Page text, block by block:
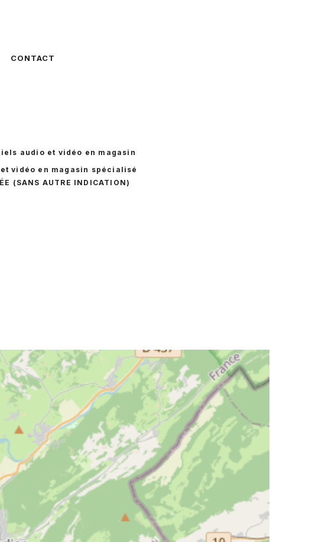
CONTACT
audio et vidéo en magasin
vidéo en magasin spécialisé
(SANS AUTRE INDICATION)